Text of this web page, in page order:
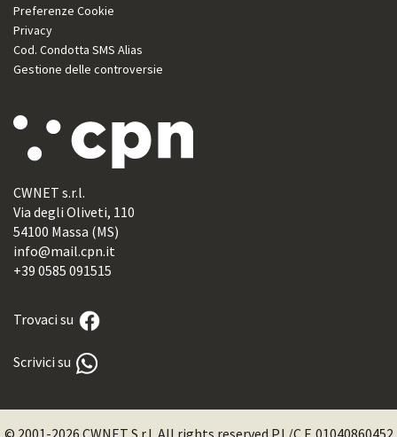
Preferenze Cookie
Privacy
Cod. Condotta SMS Alias
Gestione delle controversie
CWNET s.r.l.
Via degli Oliveti, 110
54100 Massa (MS)
info@mail.cpn.it
+39 0585 091515
Trovaci su
Scrivici su